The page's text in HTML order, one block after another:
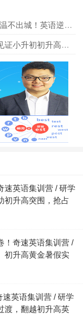
城！英语逆袭夏令营
初初升高双段逆袭
速英语集训营 / 研学
初升高突围，抢占
！奇速英语集训营 /
初升高黄金暑假实
英语集训营 / 研学
渡，翻越初升高英